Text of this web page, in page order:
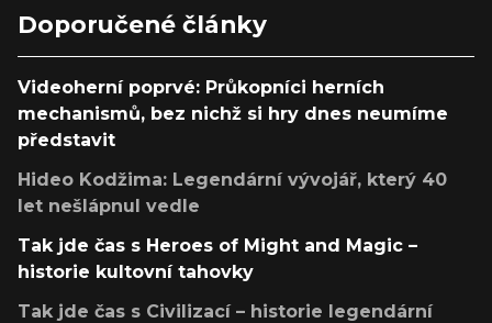
Doporučené články
Videoherní poprvé: Průkopníci herních
mechanismů, bez nichž si hry dnes neumíme
představit
Hideo Kodžima: Legendární vývojář, který 40
let nešlápnul vedle
Tak jde čas s Heroes of Might and Magic –
historie kultovní tahovky
Tak jde čas s Civilizací – historie legendární